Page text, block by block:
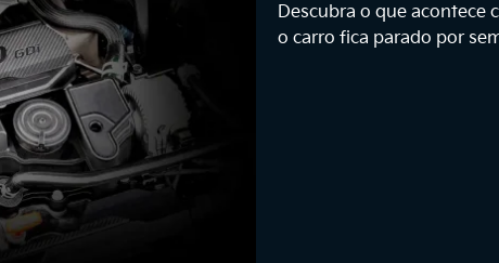
Descubra o que acontece
o carro fica parado por